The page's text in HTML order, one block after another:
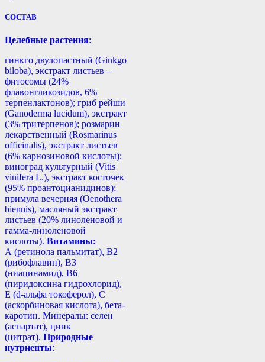
СОСТАВ
Целебные растения:
гинкго двулопастный (Ginkgo
biloba), экстракт листьев –
фитосомы (24%
флавонгликозидов, 6%
терпенлактонов); гриб рейши
(Ganoderma lucidum), экстракт
(3% тритерпенов); розмарин
лекарственный (Rosmarinus
officinalis), экстракт листьев
(6% карнозиновой кислоты);
виноград культурный (Vitis
vinifera L.), экстракт косточек
(95% проантоцианидинов);
примула вечерняя (Oenothera
biennis), масляный экстракт
листьев (20% линоленовой и
гамма-линоленовой
кислоты). Витамины:
А (ретинола пальмитат), В2
(рибофлавин), В3
(ниацинамид), В6
(пиридоксина гидрохлорид),
Е (d-альфа токоферол), С
(аскорбиновая кислота), бета-
каротин. Минералы: селен
(аспартат), цинк
(цитрат). Природные
нутриенты: